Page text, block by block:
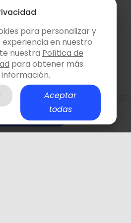
producción
hoy
Evento social
y reservar
Pago 100%
para personalizar y
experiencia en nuestro
nuestra Política de
para obtener más
información.
Aceptar
todas